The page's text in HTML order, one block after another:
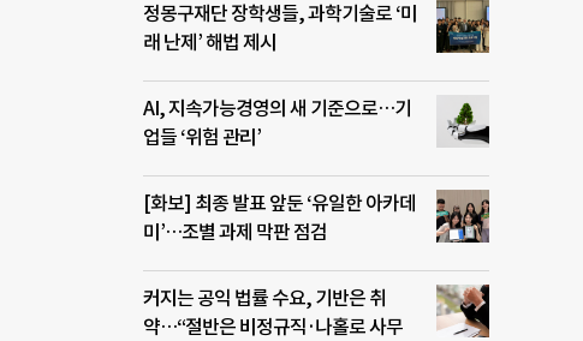
정몽구재단 장학생들, 과학기술로 ‘미
래 난제’ 해법 제시
AI, 지속가능경영의 새 기준으로…기
업들 ‘위험 관리’
[화보] 최종 발표 앞둔 ‘유일한 아카데
미’…조별 과제 막판 점검
커지는 공익 법률 수요, 기반은 취
약…“절반은 비정규직·나홀로 사무